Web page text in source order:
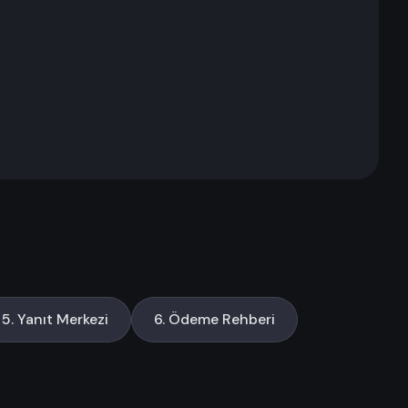
5. Yanıt Merkezi 6. Ödeme Rehberi